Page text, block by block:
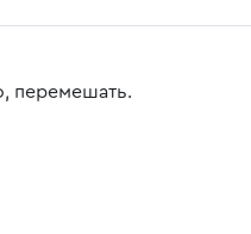
перемешать.